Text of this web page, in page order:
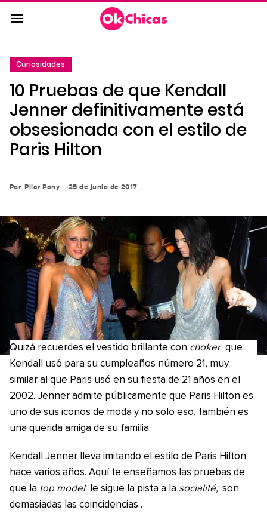
Saltar
al
contenido
la
navegación
principal
Curiosidades
10 Pruebas de que Kendall
Jenner definitivamente está
obsesionada con el estilo de
Paris Hilton
Por Pilar Pony 25 de junio de 2017
Quizá recuerdes el vestido brillante con choker que
Kendall usó para su cumpleaños número 21, muy
similar al que Paris usó en su fiesta de 21 años en el
2002. Jenner admite públicamente que Paris Hilton es
uno de sus iconos de moda y no solo eso, también es
una querida amiga de su familia.
Kendall Jenner lleva imitando el estilo de Paris Hilton
hace varios años. Aquí te enseñamos las pruebas de
que la top model le sigue la pista a la socialité; son
demasiadas las coincidencias…